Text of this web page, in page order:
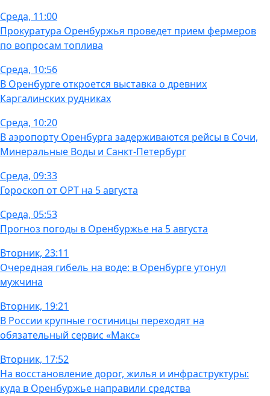
Среда, 11:00
Прокуратура Оренбуржья проведет прием фермеров
по вопросам топлива
Среда, 10:56
В Оренбурге откроется выставка о древних
Каргалинских рудниках
Среда, 10:20
В аэропорту Оренбурга задерживаются рейсы в Сочи,
Минеральные Воды и Санкт-Петербург
Среда, 09:33
Гороскоп от ОРТ на 5 августа
Среда, 05:53
Прогноз погоды в Оренбуржье на 5 августа
Вторник, 23:11
Очередная гибель на воде: в Оренбурге утонул
мужчина
Вторник, 19:21
В России крупные гостиницы переходят на
обязательный сервис «Макс»
Вторник, 17:52
На восстановление дорог, жилья и инфраструктуры:
куда в Оренбуржье направили средства